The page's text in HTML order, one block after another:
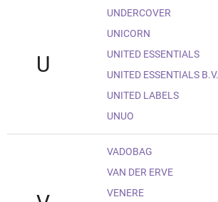
U
UNDERCOVER
UNICORN
UNITED ESSENTIALS
UNITED ESSENTIALS B.V.
UNITED LABELS
UNUO
VADOBAG
VAN DER ERVE
VENERE